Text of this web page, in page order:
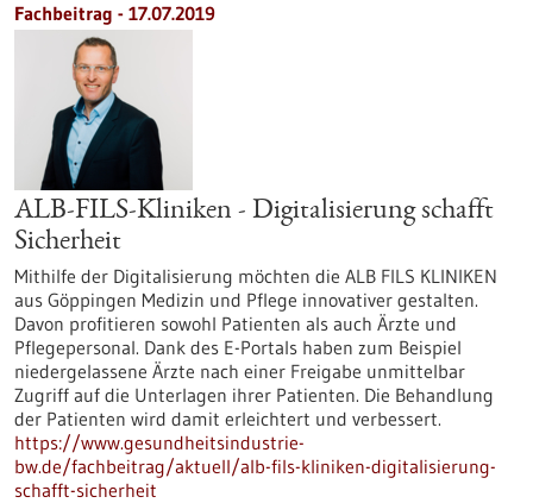
Fachbeitrag - 17.07.2019
ALB-FILS-Kliniken - Digitalisierung schafft
Sicherheit
Mithilfe der Digitalisierung möchten die ALB FILS KLINIKEN
aus Göppingen Medizin und Pflege innovativer gestalten.
Davon profitieren sowohl Patienten als auch Ärzte und
Pflegepersonal. Dank des E-Portals haben zum Beispiel
niedergelassene Ärzte nach einer Freigabe unmittelbar
Zugriff auf die Unterlagen ihrer Patienten. Die Behandlung
der Patienten wird damit erleichtert und verbessert.
https://www.gesundheitsindustrie-
bw.de/fachbeitrag/aktuell/alb-fils-kliniken-digitalisierung-
schafft-sicherheit